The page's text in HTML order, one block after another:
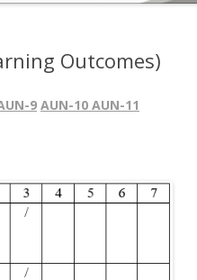
ระดับปริญญาโท ปีการศึกษา 2559
Outcomes)
9 AUN-10 AUN-11